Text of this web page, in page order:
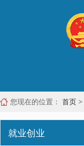
您现在的位置： 首页 >
就业创业